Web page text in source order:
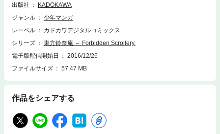
出版社
KADOKAWA
ジャンル
少年マンガ
レーベル
カドカワデジタルコミックス
シリーズ
東方鈴奈庵 ～ Forbidden Scrollery.
電子版配信開始日
2016/12/26
ファイルサイズ
57.47 MB
作品をシェアする